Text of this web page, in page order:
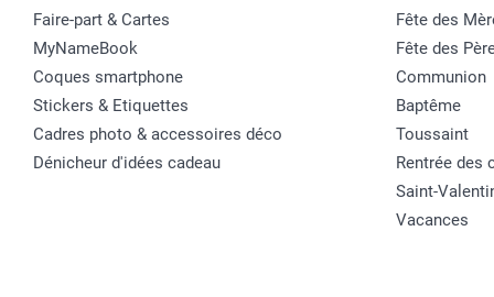
Faire-part & Cartes
MyNameBook
Coques smartphone
Stickers & Etiquettes
Cadres photo & accessoires déco
Dénicheur d'idées cadeau
Fête des
Fête des
Communion
Baptême
Toussaint
Rentrée des
Saint-
Vacances